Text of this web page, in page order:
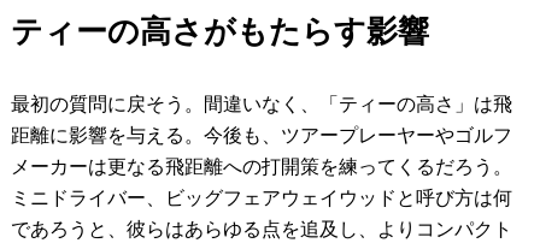
ティーの高さがもたらす影響
最初の質問に戻そう。間違いなく、「ティーの高さ」は飛
距離に影響を与える。今後も、ツアープレーヤーやゴルフ
メーカーは更なる飛距離への打開策を練ってくるだろう。
ミニドライバー、ビッグフェアウェイウッドと呼び方は何
であろうと、彼らはあらゆる点を追及し、よりコンパクト